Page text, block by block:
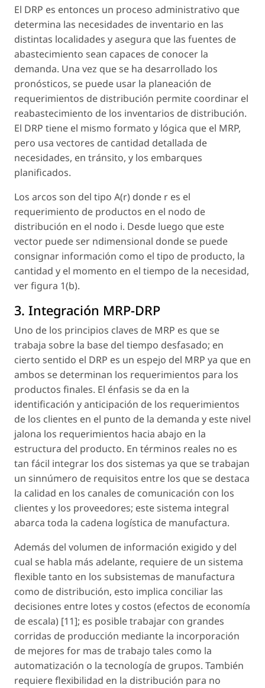
El DRP es entonces un proceso administrativo que
determina las necesidades de inventario en las
distintas localidades y asegura que las fuentes de
abastecimiento sean capaces de conocer la
demanda. Una vez que se ha desarrollado los
pronósticos, se puede usar la planeación de
requerimientos de distribución permite coordinar el
reabastecimiento de los inventarios de distribución.
El DRP tiene el mismo formato y lógica que el MRP,
pero usa vectores de cantidad detallada de
necesidades, en tránsito, y los embarques
planificados.
Los arcos son del tipo A(r) donde r es el
requerimiento de productos en el nodo de
distribución en el nodo i. Desde luego que este
vector puede ser ndimensional donde se puede
consignar información como el tipo de producto, la
cantidad y el momento en el tiempo de la necesidad,
ver figura 1(b).
3. Integración MRP-DRP
Uno de los principios claves de MRP es que se
trabaja sobre la base del tiempo desfasado; en
cierto sentido el DRP es un espejo del MRP ya que en
ambos se determinan los requerimientos para los
productos finales. El énfasis se da en la
identificación y anticipación de los requerimientos
de los clientes en el punto de la demanda y este nivel
jalona los requerimientos hacia abajo en la
estructura del producto. En términos reales no es
tan fácil integrar los dos sistemas ya que se trabajan
un sinnúmero de requisitos entre los que se destaca
la calidad en los canales de comunicación con los
clientes y los proveedores; este sistema integral
abarca toda la cadena logística de manufactura.
Además del volumen de información exigido y del
cual se habla más adelante, requiere de un sistema
flexible tanto en los subsistemas de manufactura
como de distribución, esto implica conciliar las
decisiones entre lotes y costos (efectos de economía
de escala) [11]; es posible trabajar con grandes
corridas de producción mediante la incorporación
de mejores for mas de trabajo tales como la
automatización o la tecnología de grupos. También
requiere flexibilidad en la distribución para no